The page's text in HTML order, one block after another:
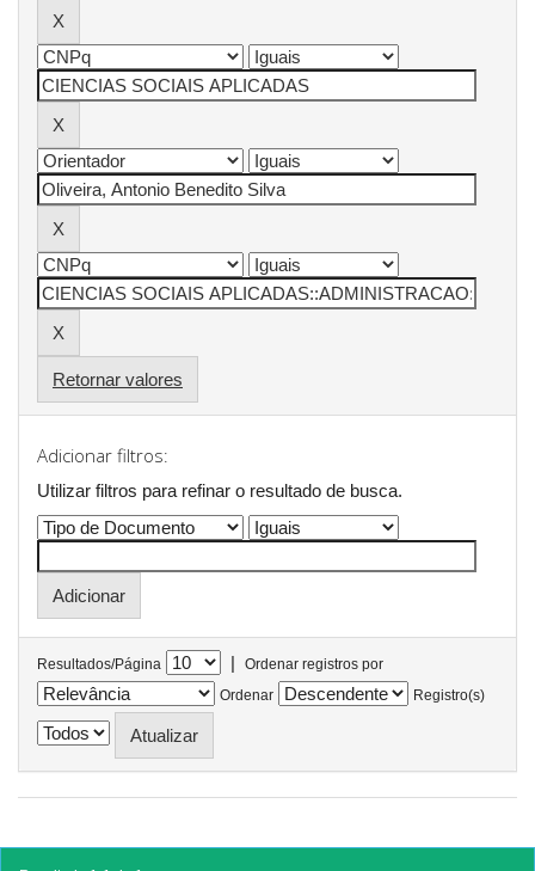
Retornar valores
Adicionar filtros:
Utilizar filtros para refinar o resultado de busca.
Resultados/Página |
Ordenar registros por
Ordenar
Registro(s)